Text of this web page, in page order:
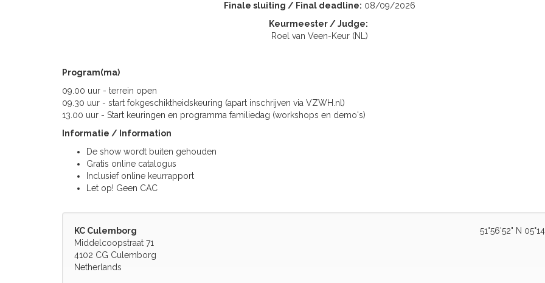
Finale sluiting / Final deadline: 08/09/2026
Keurmeester / Judge:
Roel van Veen-Keur (NL)
Program(ma)
09.00 uur - terrein open
09.30 uur - start fokgeschiktheidskeuring (apart inschrijven via VZWH.nl)
13.00 uur - Start keuringen en programma familiedag (workshops en demo's)
Informatie / Information
De show wordt buiten gehouden
Gratis online catalogus
Inclusief online keurrapport
Let op! Geen CAC
51°56'52" N
KC Culemborg
Middelcoopstraat 71
4102 CG Culemborg
Netherlands